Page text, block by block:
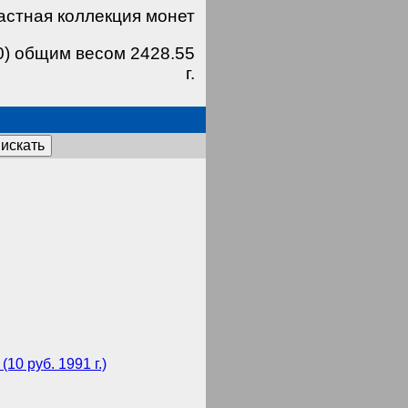
коллекция монет
общим весом 2428.55
г.
искать
руб. 1991 г.)